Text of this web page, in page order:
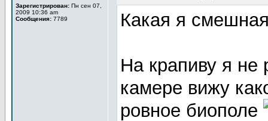
Зарегистрирован: Пн сен 07,
2009 10:36 am
Сообщения: 7789 Какая я
На крапиву я
камере вижу
ровное биополе